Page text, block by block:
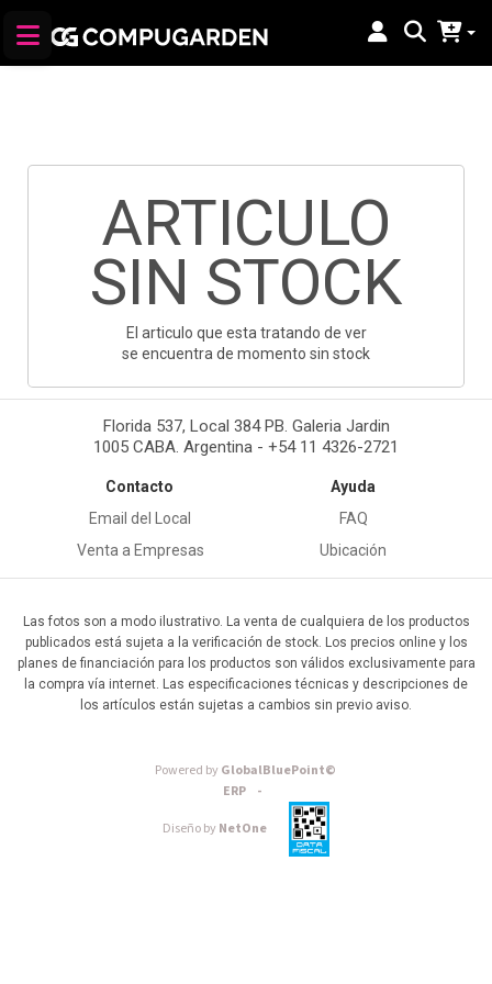
ARTICULO
SIN STOCK
El articulo que esta tratando de ver
se encuentra de momento sin stock
Florida 537, Local 384 PB. Galeria Jardin
1005 CABA. Argentina - +54 11 4326-2721
Contacto
Email del Local
Venta a Empresas
Ayuda
FAQ
Ubicación
Las fotos son a modo ilustrativo. La venta de cualquiera de los productos
publicados está sujeta a la verificación de stock. Los precios online y los
planes de financiación para los productos son válidos exclusivamente para
la compra vía internet. Las especificaciones técnicas y descripciones de
los artículos están sujetas a cambios sin previo aviso.
Powered byGlobalBluePoint©
ERP -
Diseño byNetOne